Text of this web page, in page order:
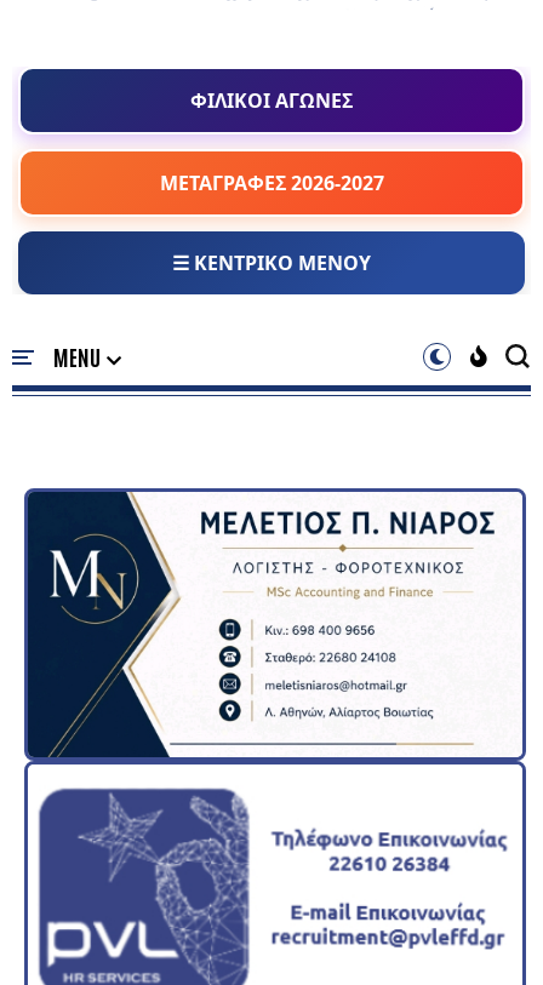
ΦΙΛΙΚΟΙ ΑΓΩΝΕΣ
ΜΕΤΑΓΡΑΦΕΣ 2026-2027
☰ ΚΕΝΤΡΙΚΟ ΜΕΝΟΥ